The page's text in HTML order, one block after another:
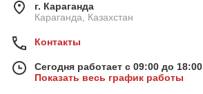
г. Караганда
Караганда, Казахстан
Контакты
Сегодня работает с 09:00 до 18:00
Показать весь график работы